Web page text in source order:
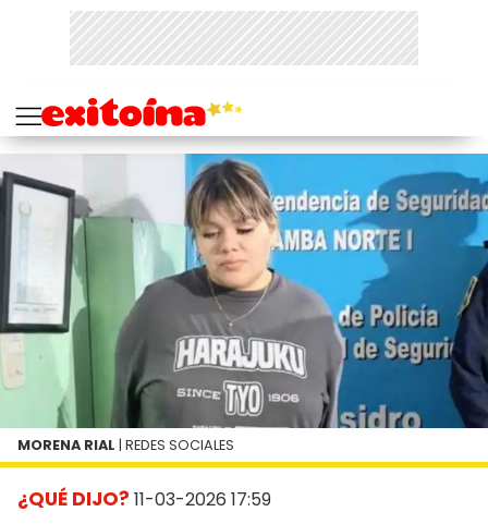
¿QUÉ DIJO? 11-03-2026 17:59
MORENA RIAL | REDES SOCIALES